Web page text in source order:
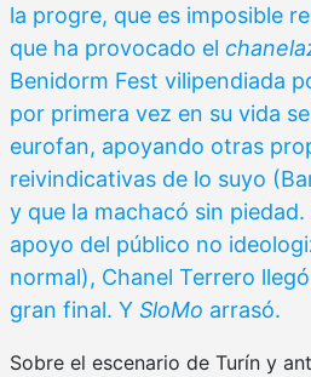
la progre, que es imposible
que ha provocado el
Benidorm Fest vilipendiada
por primera vez en su vida
eurofan, apoyando otras
reivindicativas de lo suyo
y que la machacó sin
apoyo del público no
normal), Chanel Terrero
gran final. Y SloMo arrasó.
Sobre el escenario de Turín y